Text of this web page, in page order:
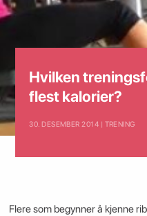
Hvilken
flest kalorier?
30. DESEMBER 2014 | TRENING
Flere som begynner å kjenne